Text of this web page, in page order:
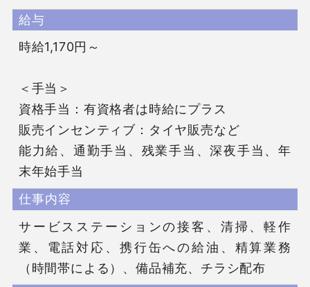
給与
時給1,170円～
＜手当＞
資格手当：有資格者は時給にプラス
販売インセンティブ：タイヤ販売など
能力給、通勤手当、残業手当、深夜手当、年
末年始手当
仕事内容
サービスステーションの接客、清掃、軽作
業、電話対応、携行缶への給油、精算業務
（時間帯による）、備品補充、チラシ配布